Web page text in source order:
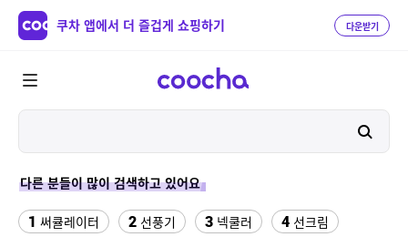
쿠차 앱에서 더 즐겁게 쇼핑하기 다운받기
다른 분들이 많이 검색하고 있어요
1 써큘레이터 2 선풍기 3 넥쿨러 4 선크림